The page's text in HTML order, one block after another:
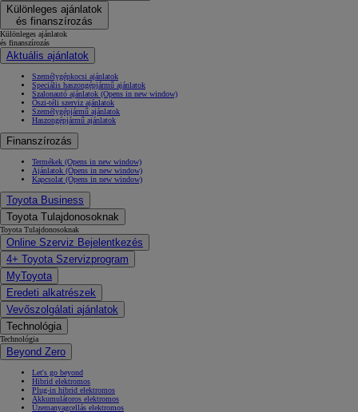
Különleges ajánlatok
és finanszírozás
Különleges ajánlatok
és finanszírozás
Aktuális ajánlatok
Személygépkocsi ajánlatok
Speciális haszongépjármű ajánlatok
Szalonautó ajánlatok (Opens in new window)
Őszi-téli szerviz ajánlatok
Személygépjármű ajánlatok
Haszongépjármű ajánlatok
Finanszírozás
Termékek (Opens in new window)
Ajánlatok (Opens in new window)
Kapcsolat (Opens in new window)
Toyota Business
Toyota Tulajdonosoknak
Toyota Tulajdonosoknak
Online Szerviz Bejelentkezés
4+ Toyota Szervizprogram
MyToyota
Eredeti alkatrészek
Vevőszolgálati ajánlatok
Technológia
Technológia
Beyond Zero
Let's go beyond
Hibrid elektromos
Plug-in hibrid elektromos
Akkumulátoros elektromos
Üzemanyagcellás elektromos